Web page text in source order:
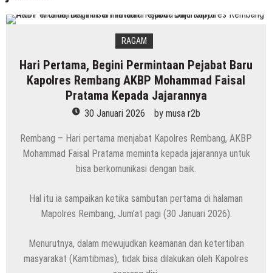
RAGAM
Hari Pertama, Begini Permintaan Pejabat Baru
Kapolres Rembang AKBP Mohammad Faisal
Pratama Kepada Jajarannya
30 Januari 2026 by musa r2b
Rembang – Hari pertama menjabat Kapolres Rembang, AKBP
Mohammad Faisal Pratama meminta kepada jajarannya untuk
bisa berkomunikasi dengan baik.
Hal itu ia sampaikan ketika sambutan pertama di halaman
Mapolres Rembang, Jum’at pagi (30 Januari 2026).
Menurutnya, dalam mewujudkan keamanan dan ketertiban
masyarakat (Kamtibmas), tidak bisa dilakukan oleh Kapolres